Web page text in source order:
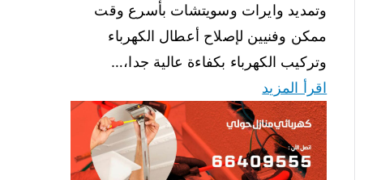
وتمديد وايرات وسويتشات بأسرع وقت
ممكن وفنيين لإصلاح أعطال الكهرباء
وتركيب الكهرباء بكفاءة عالية جدا،…
اقرأ المزيد